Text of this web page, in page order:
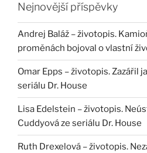
Nejnovější příspěvky
Andrej Baláž – životopis.
proměnách bojoval o vlastní
Omar Epps – životopis. Zazářil
seriálu Dr. House
Lisa Edelstein – životopis.
Cuddyová ze seriálu Dr. House
Ruth Drexelová – životopis.